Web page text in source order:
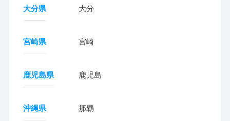
大分県 大分
宮崎県 宮崎
鹿児島県 鹿児島
沖縄県 那覇